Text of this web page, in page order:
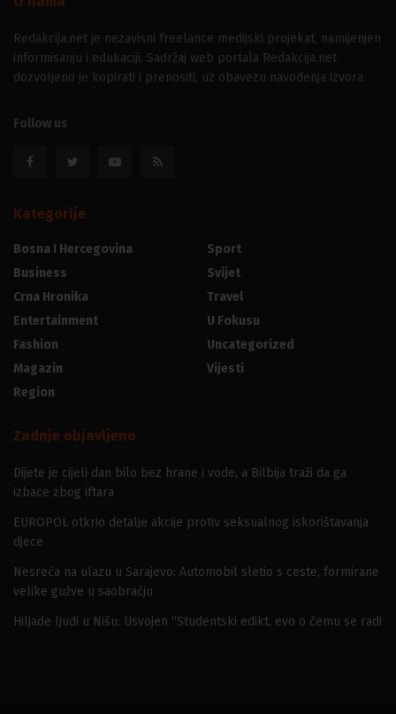
Redakcija.net je nezavisni freelance medijski projekat, namijenjen
informisanju i edukaciji. Sadržaj web portala Redakcija.net
dozvoljeno je kopirati i prenositi, uz obavezu navođenja izvora
Follow us
Kategorije
Bosna I Hercegovina
Business
Crna Hronika
Entertainment
Fashion
Magazin
Region
Sport
Svijet
Travel
U Fokusu
Uncategorized
Vijesti
Zadnje objavljeno
Dijete je cijeli dan bilo bez hrane i vode, a Bilbija traži da ga
izbace zbog iftara
EUROPOL otkrio detalje akcije protiv seksualnog iskorištavanja
djece
Nesreća na ulazu u Sarajevo: Automobil sletio s ceste, formirane
velike gužve u saobraćju
Hiljade ljudi u Nišu: Usvojen “Studentski edikt, evo o čemu se radi